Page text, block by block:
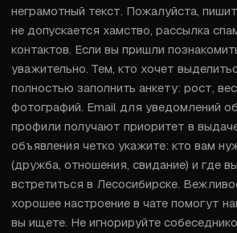
неграмотный текст. Пожалуйста,
не допускается хамство, рассылка
контактов. Если вы пришли
уважительно. Тем, кто хочет
полностью заполнить анкету: рост,
фотографий. Email для уведомлений
профили получают приоритет в
объявления четко укажите: кто вам
(дружба, отношения, свидание) и где
встретиться в Лесосибирске.
хорошее настроение в чате помогут
вы ищете. Не игнорируйте